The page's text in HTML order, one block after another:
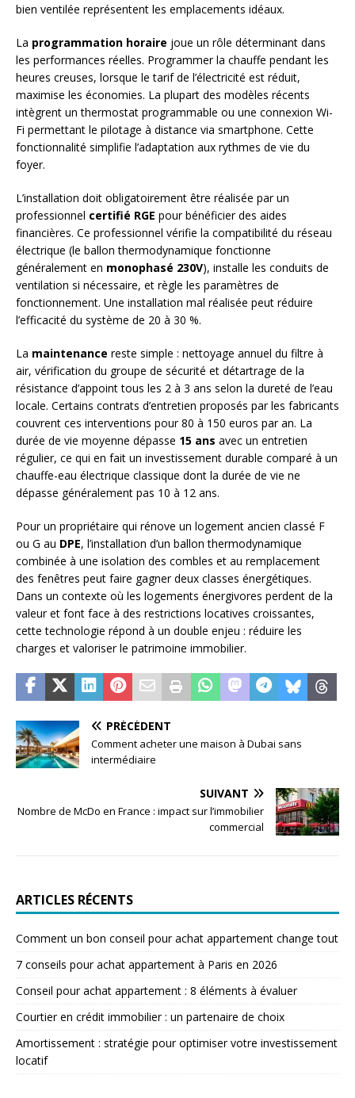
bien ventilée représentent les emplacements idéaux.
La programmation horaire joue un rôle déterminant dans
les performances réelles. Programmer la chauffe pendant les
heures creuses, lorsque le tarif de l’électricité est réduit,
maximise les économies. La plupart des modèles récents
intègrent un thermostat programmable ou une connexion Wi-
Fi permettant le pilotage à distance via smartphone. Cette
fonctionnalité simplifie l’adaptation aux rythmes de vie du
foyer.
L’installation doit obligatoirement être réalisée par un
professionnel certifié RGE pour bénéficier des aides
financières. Ce professionnel vérifie la compatibilité du réseau
électrique (le ballon thermodynamique fonctionne
généralement en monophasé 230V), installe les conduits de
ventilation si nécessaire, et règle les paramètres de
fonctionnement. Une installation mal réalisée peut réduire
l’efficacité du système de 20 à 30 %.
La maintenance reste simple : nettoyage annuel du filtre à
air, vérification du groupe de sécurité et détartrage de la
résistance d’appoint tous les 2 à 3 ans selon la dureté de l’eau
locale. Certains contrats d’entretien proposés par les fabricants
couvrent ces interventions pour 80 à 150 euros par an. La
durée de vie moyenne dépasse 15 ans avec un entretien
régulier, ce qui en fait un investissement durable comparé à un
chauffe-eau électrique classique dont la durée de vie ne
dépasse généralement pas 10 à 12 ans.
Pour un propriétaire qui rénove un logement ancien classé F
ou G au DPE, l’installation d’un ballon thermodynamique
combinée à une isolation des combles et au remplacement
des fenêtres peut faire gagner deux classes énergétiques.
Dans un contexte où les logements énergivores perdent de la
valeur et font face à des restrictions locatives croissantes,
cette technologie répond à un double enjeu : réduire les
charges et valoriser le patrimoine immobilier.
PRÉCÉDENT
Comment acheter une maison à Dubai sans
intermédiaire
SUIVANT
Nombre de McDo en France : impact sur l’immobilier
commercial
ARTICLES RÉCENTS
Comment un bon conseil pour achat appartement change tout
7 conseils pour achat appartement à Paris en 2026
Conseil pour achat appartement : 8 éléments à évaluer
Courtier en crédit immobilier : un partenaire de choix
Amortissement : stratégie pour optimiser votre investissement
locatif